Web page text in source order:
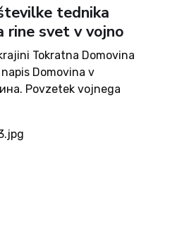
tednika
rine svet v vojno
Tokratna Domovina
Domovina v
Povzetek vojnega
Vid Zupančič, Andrej Fink.
ukrajinskega dogajanja, ki